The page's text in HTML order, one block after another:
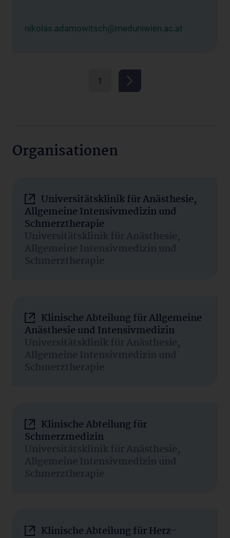
nikolas.adamowitsch@meduniwien.ac.at
1
Organisationen
Universitätsklinik für Anästhesie,
Allgemeine Intensivmedizin und
Schmerztherapie
Universitätsklinik für Anästhesie,
Allgemeine Intensivmedizin und
Schmerztherapie
Klinische Abteilung für Allgemeine
Anästhesie und Intensivmedizin
Universitätsklinik für Anästhesie,
Allgemeine Intensivmedizin und
Schmerztherapie
Klinische Abteilung für
Schmerzmedizin
Universitätsklinik für Anästhesie,
Allgemeine Intensivmedizin und
Schmerztherapie
Klinische Abteilung für Herz-